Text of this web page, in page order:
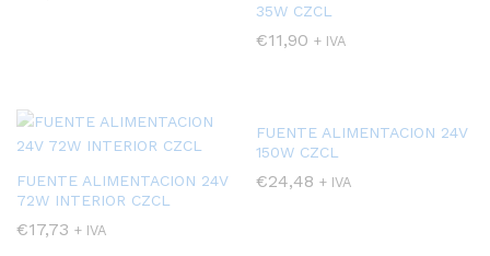
35W CZCL
€11,90 + IVA
FUENTE ALIMENTACION 24V
72W INTERIOR CZCL
€17,73 + IVA
FUENTE ALIMENTACION 24V
150W CZCL
€24,48 + IVA